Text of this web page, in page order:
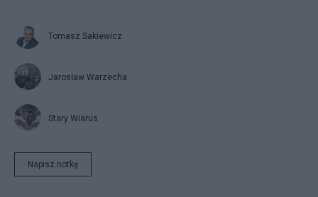
Tomasz Sakiewicz
Jarosław Warzecha
Stary Wiarus
Napisz notkę